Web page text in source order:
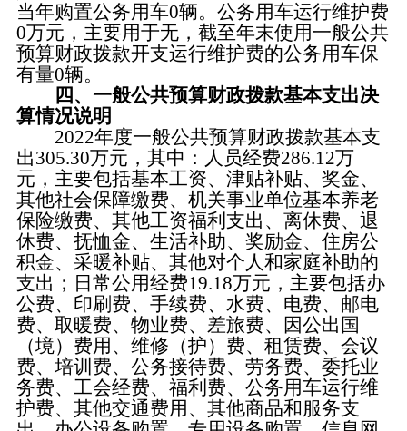
当年购置公务用车0辆。公务用车运行维护费
0万元，主要用于无，截至年末使用一般公共
预算财政拨款开支运行维护费的公务用车保
有量0辆。
四、一般公共预算财政拨款基本支出决
算情况说明
2022年度一般公共预算财政拨款基本支
出305.30万元，其中：人员经费286.12万
元，主要包括基本工资、津贴补贴、奖金、
其他社会保障缴费、机关事业单位基本养老
保险缴费、其他工资福利支出、离休费、退
休费、抚恤金、生活补助、奖励金、住房公
积金、采暖补贴、其他对个人和家庭补助的
支出；日常公用经费19.18万元，主要包括办
公费、印刷费、手续费、水费、电费、邮电
费、取暖费、物业费、差旅费、因公出国
（境）费用、维修（护）费、租赁费、会议
费、培训费、公务接待费、劳务费、委托业
务费、工会经费、福利费、公务用车运行维
护费、其他交通费用、其他商品和服务支